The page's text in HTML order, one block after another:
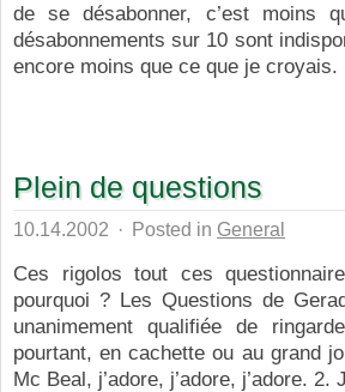
de se désabonner, c’est moins
désabonnements sur 10 sont
encore moins que ce que je croyais.
Plein de questions
10.14.2002 · Posted in General
Ces rigolos tout ces
pourquoi ? Les Questions de
unanimement qualifiée de
pourtant, en cachette ou au grand
Mc Beal, j’adore, j’adore, j’adore.